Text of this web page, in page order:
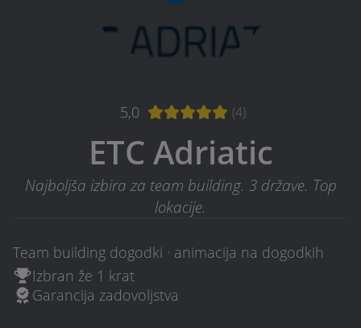
5,0 (4)
ETC Adriatic
Najboljša izbira za team building. 3 države. Top
lokacije.
Team building dogodki · animacija na dogodkih
Izbran že 1 krat
Garancija zadovoljstva